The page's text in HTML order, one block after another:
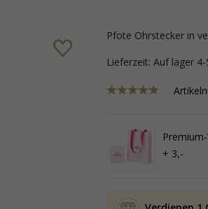
Pfote Ohrstecker in
Lieferzeit: Auf lager
+ 3,-